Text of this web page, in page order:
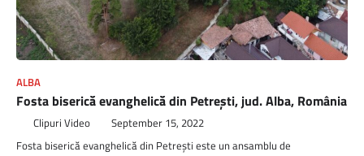
ALBA
Fosta biserică evanghelică din Petrești, jud. Alba, România
Clipuri Video September 15, 2022
Fosta biserică evanghelică din Petrești este un ansamblu de